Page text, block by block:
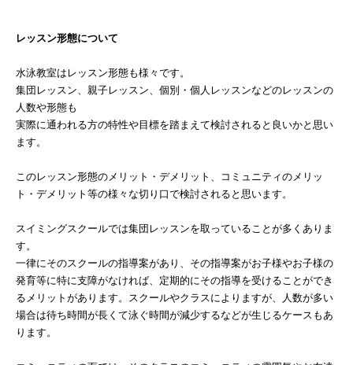
レッスン形態について
水泳教室はレッスン形態も様々です。
集団レッスン、親子レッスン、個別・個人レッスンなどのレッスンの
人数や形態も
実際に通われる方の特性や目標を踏まえて検討されると良いかと思い
ます。
このレッスン形態のメリット・デメリット、コミュニティのメリッ
ト・デメリット等の様々な切り口で検討されると思います。
スイミングスクールでは集団レッスンを取っていることが多くありま
す。
一律にそのスクールの指導案があり、その指導案がお子様やお子様の
発育等に特に支障がなければ、定期的にその指導を受けることができ
るメリットがあります。スクールやクラスによりますが、人数が多い
場合は待ち時間が長くて泳ぐ時間が減少するなどが生じるケースもあ
ります。